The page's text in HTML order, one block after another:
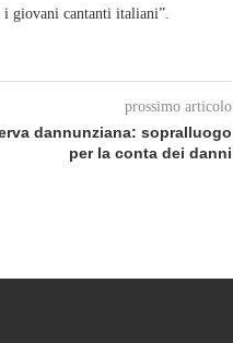
giovani cantanti italiani”.
prossimo articolo
dannunziana: sopralluogo
per la conta dei danni